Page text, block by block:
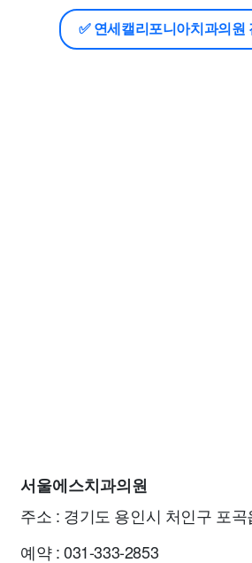
✅ 연세캘리포니아치과의원
서울에스치과의원
주소 : 경기도 용인시 처인구 포곡
예약 : 031-333-2853